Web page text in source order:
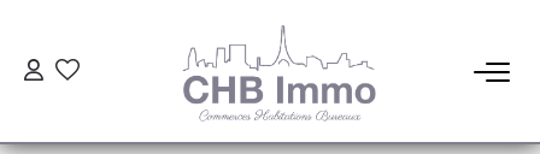
ESTIMATION